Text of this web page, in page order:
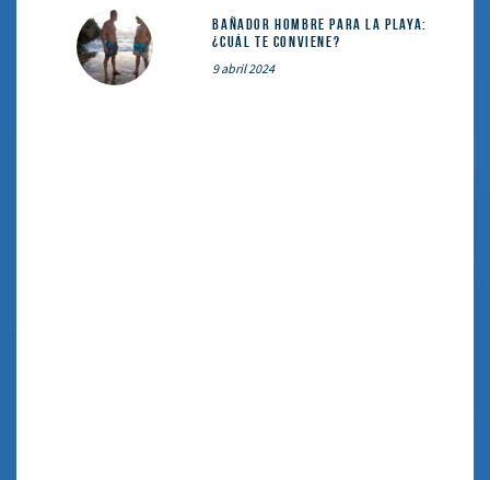
Bañador hombre para la playa:
¿cuál te conviene?
9 abril 2024